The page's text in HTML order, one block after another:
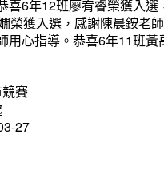
喜6年12班廖宥睿榮獲入
榮獲入選，感謝陳晨銨老
用心指導。恭喜6年11班
賽
27